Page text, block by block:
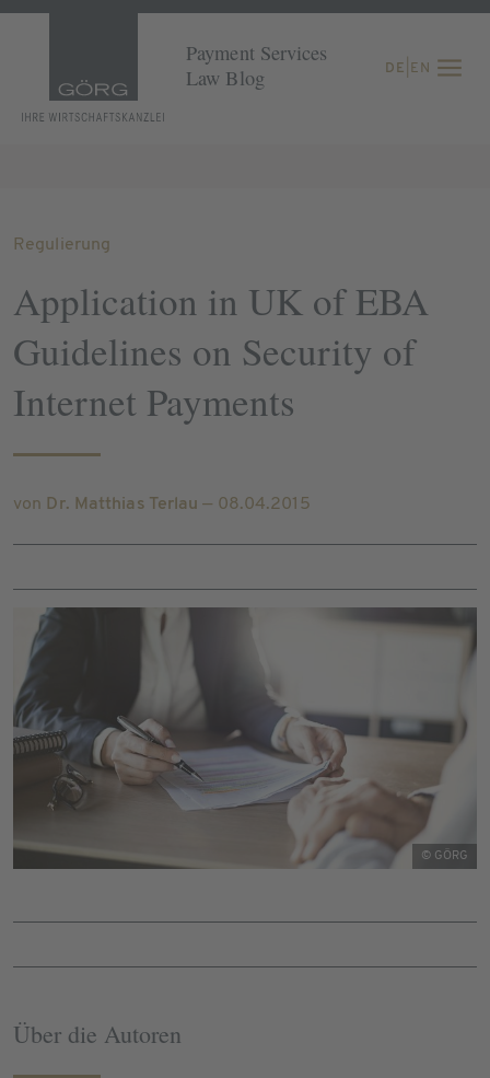
Payment Services
Law Blog
DE EN
Regulierung
Application in UK of EBA
Guidelines on Security of
Internet Payments
von Dr. Matthias Terlau — 08.04.2015
© GÖRG
Über die Autoren